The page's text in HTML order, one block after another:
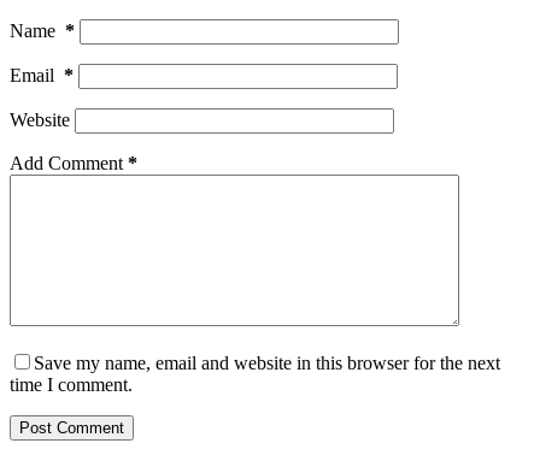
Name *
Email *
Website
Add Comment *
Save my name, email and website in this browser for the next
time I comment.
Post Comment